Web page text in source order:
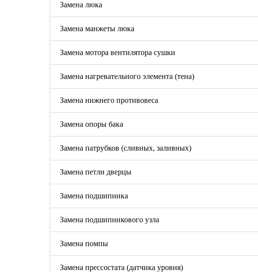
Замена люка
Замена манжеты люка
Замена мотора вентилятора сушки
Замена нагревательного элемента (тена)
Замена нижнего противовеса
Замена опоры бака
Замена патрубков (сливных, заливных)
Замена петли дверцы
Замена подшипника
Замена подшипникового узла
Замена помпы
Замена прессостата (датчика уровня)